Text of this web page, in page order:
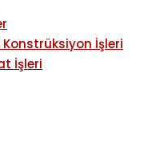
İşleri
İşleri